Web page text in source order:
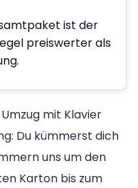
ist der
preiswerter als
mit Klavier
Du kümmerst dich
uns um den
Karton bis zum